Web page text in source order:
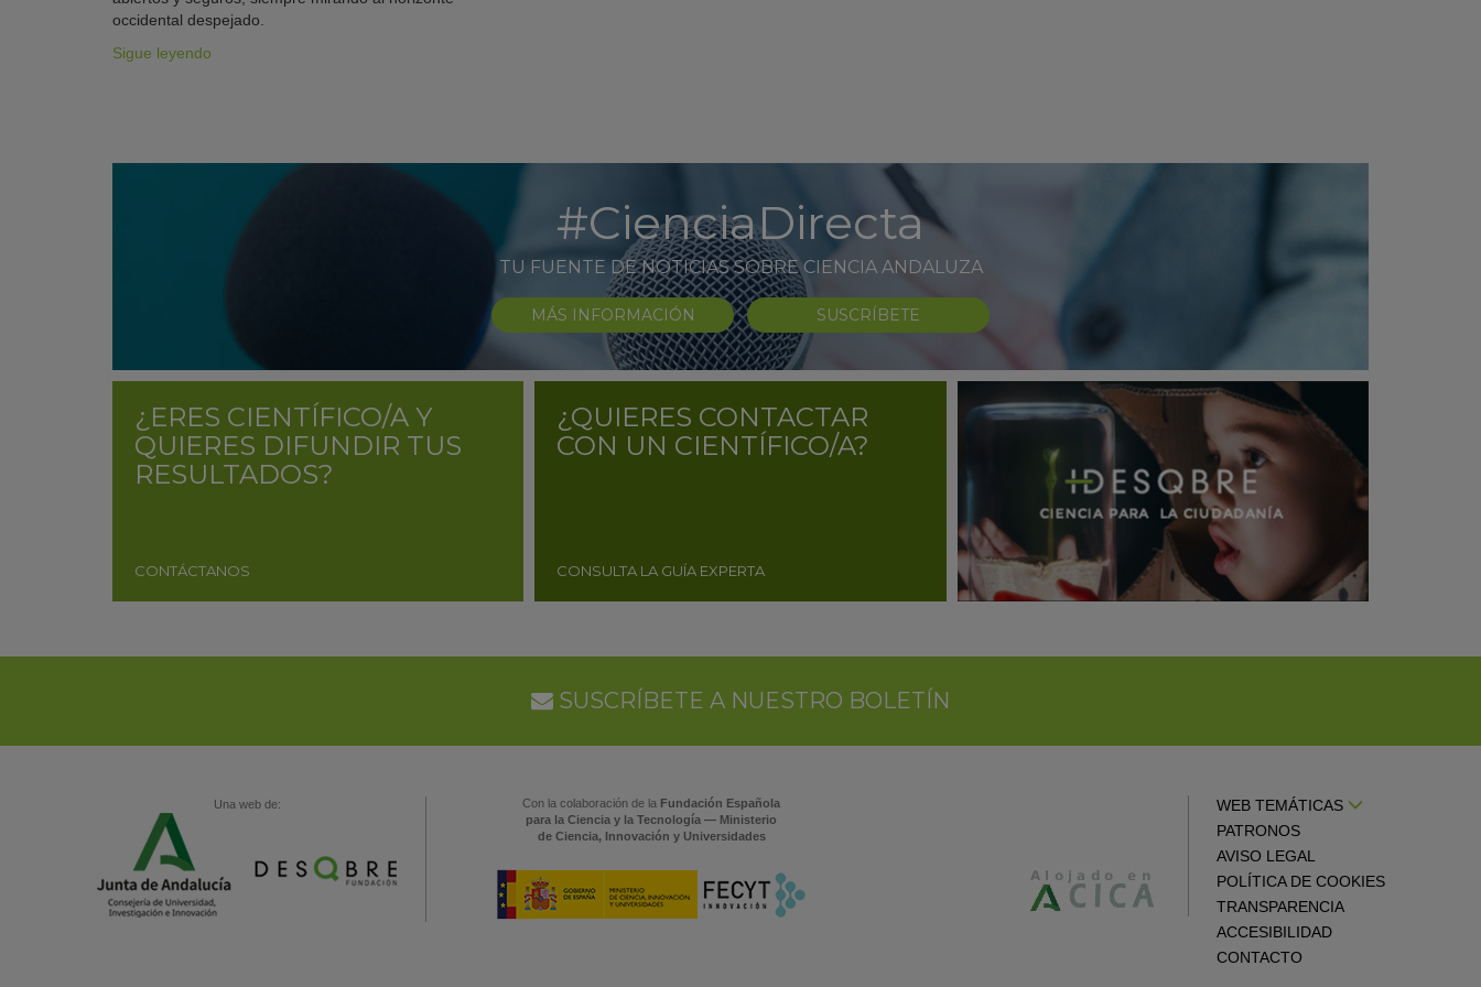
occidental despejado.
Sigue leyendo
#CienciaDirecta
TU FUENTE DE NOTICIAS SOBRE CIENCIA ANDALUZA
MÁS INFORMACIÓN SUSCRÍBETE
¿ERES CIENTÍFICO/A Y
QUIERES DIFUNDIR TUS
RESULTADOS?
CONTÁCTANOS
¿QUIERES CONTACTAR
CON UN CIENTÍFICO/A?
CONSULTA LA GUÍA EXPERTA
SUSCRÍBETE A NUESTRO BOLETÍN
Una web de: Con la colaboración de la Fundación Española
para la Ciencia y la Tecnología — Ministerio
de Ciencia, Innovación y Universidades
WEB TEMÁTICAS
PATRONOS
AVISO LEGAL
POLÍTICA DE COOKIES
TRANSPARENCIA
ACCESIBILIDAD
CONTACTO